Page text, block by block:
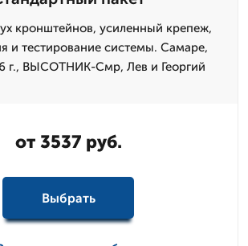
кронштейнов, усиленный крепеж,
и тестирование системы. Самаре,
г., ВЫСОТНИК-Смр, Лев и Георгий
от 3537 руб.
Выбрать